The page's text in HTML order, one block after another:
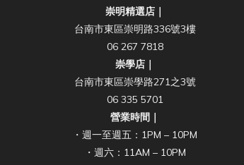
崇明精選店｜
台南市東區崇明路336號3樓
06 267 7818
崇學店｜
台南市東區崇學路271之3號
06 335 5701
營業時間｜
・週一至週五：1PM – 10PM
・週六：11AM – 10PM